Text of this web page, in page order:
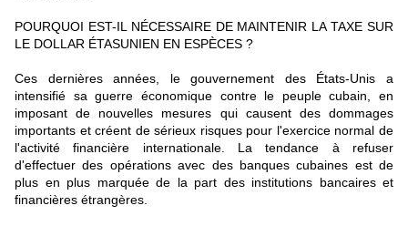
POURQUOI EST-IL NÉCESSAIRE DE MAINTENIR LA TAXE SUR
LE DOLLAR ÉTASUNIEN EN ESPÈCES ?
Ces dernières années, le gouvernement des États-Unis a
intensifié sa guerre économique contre le peuple cubain, en
imposant de nouvelles mesures qui causent des dommages
importants et créent de sérieux risques pour l'exercice normal de
l'activité financière internationale. La tendance à refuser
d'effectuer des opérations avec des banques cubaines est de
plus en plus marquée de la part des institutions bancaires et
financières étrangères.